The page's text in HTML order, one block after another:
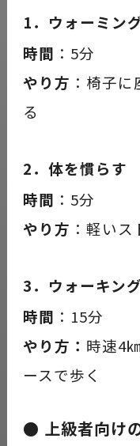
1．ウォーミン
時間 ：5分
やり方 ：椅子
る
2．体を慣らす
時間 ：5分
やり方 ：軽い
3．ウォーキング
時間 ：15分
やり方： 時速4
ースで歩く
● 上級者向け